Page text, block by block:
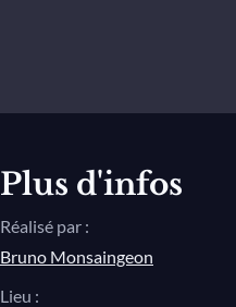
Plus d'infos
Réalisé par :
Bruno Monsaingeon
Lieu :